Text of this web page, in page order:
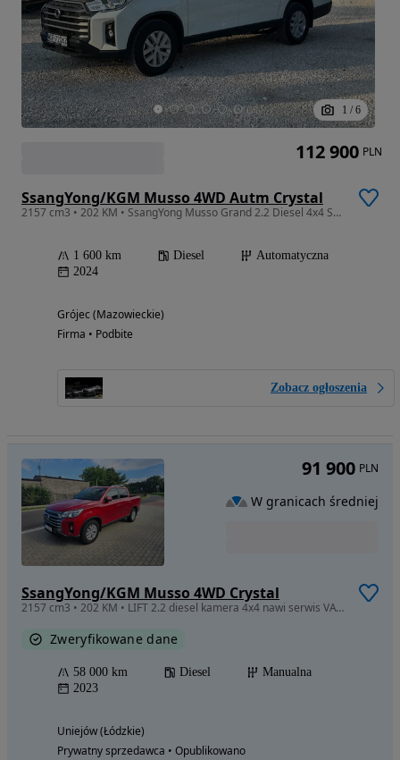
1 / 6
SsangYong/KGM Musso 4WD Autm Crystal
2157 cm3 • 202 KM • SsangYong Musso Grand 2.2 Diesel 4x4 STYLE | Automat F-VAT 23%
1 600 km Diesel
Automatyczna
2024
Grójec (Mazowieckie)
Firma • Podbite
Zobacz ogłoszenia
112 900 PLN
SsangYong/KGM Musso 4WD Crystal
2157 cm3 • 202 KM • LIFT 2.2 diesel kamera 4x4 nawi serwis VAT 23%
Zweryfikowane dane
58 000 km Diesel
Manualna
2023
Uniejów (Łódzkie)
Prywatny sprzedawca • Opublikowano
91 900 PLN
W granicach średniej